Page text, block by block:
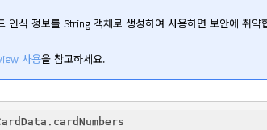
인식 정보를 String 객체로 생성하여 사용하면 보안에 취약
사용을 참고하세요.